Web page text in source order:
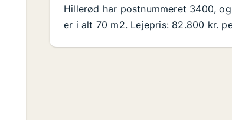
Hillerød har postnummeret 3400,
er i alt 70 m2. Lejepris: 82.800 kr.